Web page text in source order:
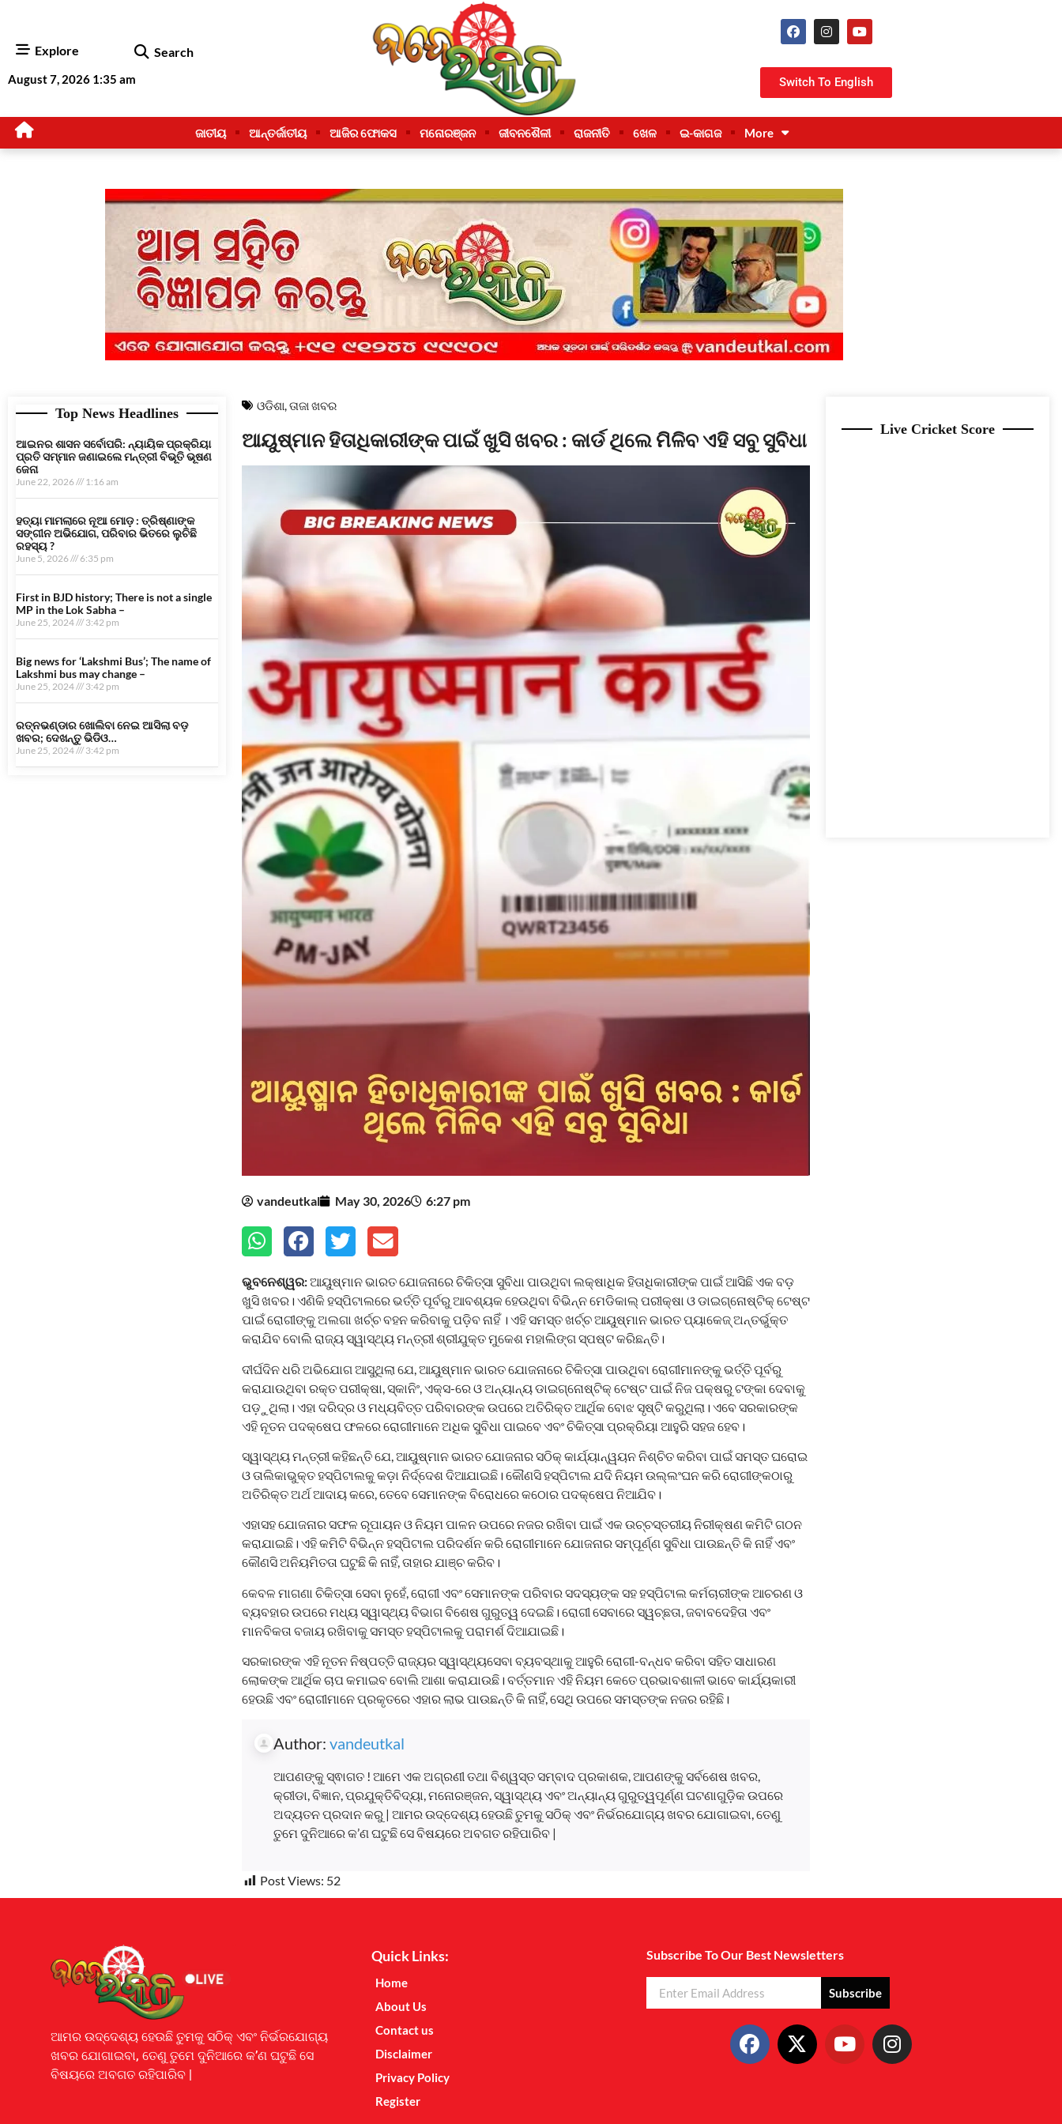
Explore Search
August 7, 2026 1:35 am Switch To English
ଜାତୀୟ ଆନ୍ତର୍ଜାତୀୟ ଆଜିର ଫୋକସ ମନୋରଞ୍ଜନ ଜୀବନଶୈଳୀ ରାଜନୀତି ଖେଳ ଇ-କାଗଜ More
Top News Headlines
ଆଇନର ଶାସନ ସର୍ବୋପରି: ନ୍ୟାୟିକ ପ୍ରକ୍ରିୟା
ପ୍ରତି ସମ୍ମାନ ଜଣାଇଲେ ମନ୍ତ୍ରୀ ବିଭୂତି ଭୂଷଣ
ଜେନା
June 22, 2026 1:16 am
ହତ୍ୟା ମାମଲାରେ ନୂଆ ମୋଡ଼ : ତ୍ରିଷ୍ଣାଙ୍କ
ସଙ୍ଗୀନ ଅଭିଯୋଗ, ପରିବାର ଭିତରେ ଲୁଚିଛି
ରହସ୍ୟ ?
June 5, 2026 6:35 pm
First in BJD history; There is not a single
MP in the Lok Sabha –
June 25, 2024 3:42 pm
Big news for ‘Lakshmi Bus’; The name of
Lakshmi bus may change –
June 25, 2024 3:42 pm
ରତ୍ନଭଣ୍ଡାର ଖୋଲିବା ନେଇ ଆସିଲା ବଡ଼
ଖବର; ଦେଖନ୍ତୁ ଭିଡିଓ…
June 25, 2024 3:42 pm
ଓଡିଶା,ତାଜା ଖବର
ଆୟୁଷ୍ମାନ ହିତାଧିକାରୀଙ୍କ ପାଇଁ ଖୁସି ଖବର : କାର୍ଡ ଥିଲେ ମିଳିବ ଏହି ସବୁ ସୁବିଧା
vandeutkal May 30, 2026 6:27 pm
ଭୁବନେଶ୍ୱର:ଆୟୁଷ୍ମାନ ଭାରତ ଯୋଜନାରେ ଚିକିତ୍ସା ସୁବିଧା ପାଉଥିବା ଲକ୍ଷାଧିକ ହିତାଧିକାରୀଙ୍କ ପାଇଁ ଆସିଛି ଏକ ବଡ଼
ଖୁସି ଖବର। ଏଣିକି ହସ୍ପିଟାଲରେ ଭର୍ତ୍ତି ପୂର୍ବରୁ ଆବଶ୍ୟକ ହେଉଥିବା ବିଭିନ୍ନ ମେଡିକାଲ୍ ପରୀକ୍ଷା ଓ ଡାଇଗ୍ନୋଷ୍ଟିକ୍ ଟେଷ୍ଟ
ପାଇଁ ରୋଗୀଙ୍କୁ ଅଲଗା ଖର୍ଚ୍ଚ ବହନ କରିବାକୁ ପଡ଼ିବ ନାହିଁ । ଏହି ସମସ୍ତ ଖର୍ଚ୍ଚ ଆୟୁଷ୍ମାନ ଭାରତ ପ୍ୟାକେଜ୍ ଅନ୍ତର୍ଭୁକ୍ତ
କରାଯିବ ବୋଲି ରାଜ୍ୟ ସ୍ୱାସ୍ଥ୍ୟ ମନ୍ତ୍ରୀ ଶ୍ରୀଯୁକ୍ତ ମୁକେଶ ମହାଲିଙ୍ଗ ସ୍ପଷ୍ଟ କରିଛନ୍ତି।
ଦୀର୍ଘଦିନ ଧରି ଅଭିଯୋଗ ଆସୁଥିଲା ଯେ, ଆୟୁଷ୍ମାନ ଭାରତ ଯୋଜନାରେ ଚିକିତ୍ସା ପାଉଥିବା ରୋଗୀମାନଙ୍କୁ ଭର୍ତ୍ତି ପୂର୍ବରୁ
କରାଯାଉଥିବା ରକ୍ତ ପରୀକ୍ଷା, ସ୍କାନିଂ, ଏକ୍ସ-ରେ ଓ ଅନ୍ୟାନ୍ୟ ଡାଇଗ୍ନୋଷ୍ଟିକ୍ ଟେଷ୍ଟ ପାଇଁ ନିଜ ପକ୍ଷରୁ ଟଙ୍କା ଦେବାକୁ
ପଡ଼ୁଥିଲା। ଏହା ଦରିଦ୍ର ଓ ମଧ୍ୟବିତ୍ତ ପରିବାରଙ୍କ ଉପରେ ଅତିରିକ୍ତ ଆର୍ଥିକ ବୋଝ ସୃଷ୍ଟି କରୁଥିଲା। ଏବେ ସରକାରଙ୍କ
ଏହି ନୂତନ ପଦକ୍ଷେପ ଫଳରେ ରୋଗୀମାନେ ଅଧିକ ସୁବିଧା ପାଇବେ ଏବଂ ଚିକିତ୍ସା ପ୍ରକ୍ରିୟା ଆହୁରି ସହଜ ହେବ।
ସ୍ୱାସ୍ଥ୍ୟ ମନ୍ତ୍ରୀ କହିଛନ୍ତି ଯେ, ଆୟୁଷ୍ମାନ ଭାରତ ଯୋଜନାର ସଠିକ୍ କାର୍ଯ୍ୟାନ୍ୱୟନ ନିଶ୍ଚିତ କରିବା ପାଇଁ ସମସ୍ତ ଘରୋଇ
ଓ ତାଲିକାଭୁକ୍ତ ହସ୍ପିଟାଲକୁ କଡ଼ା ନିର୍ଦ୍ଦେଶ ଦିଆଯାଇଛି। କୌଣସି ହସ୍ପିଟାଲ ଯଦି ନିୟମ ଉଲ୍ଲଂଘନ କରି ରୋଗୀଙ୍କଠାରୁ
ଅତିରିକ୍ତ ଅର୍ଥ ଆଦାୟ କରେ, ତେବେ ସେମାନଙ୍କ ବିରୋଧରେ କଠୋର ପଦକ୍ଷେପ ନିଆଯିବ।
ଏହାସହ ଯୋଜନାର ସଫଳ ରୂପାୟନ ଓ ନିୟମ ପାଳନ ଉପରେ ନଜର ରଖିବା ପାଇଁ ଏକ ଉଚ୍ଚସ୍ତରୀୟ ନିରୀକ୍ଷଣ କମିଟି ଗଠନ
କରାଯାଇଛି। ଏହି କମିଟି ବିଭିନ୍ନ ହସ୍ପିଟାଲ ପରିଦର୍ଶନ କରି ରୋଗୀମାନେ ଯୋଜନାର ସମ୍ପୂର୍ଣ୍ଣ ସୁବିଧା ପାଉଛନ୍ତି କି ନାହିଁ ଏବଂ
କୌଣସି ଅନିୟମିତତା ଘଟୁଛି କି ନାହିଁ, ତାହାର ଯାଞ୍ଚ କରିବ।
କେବଳ ମାଗଣା ଚିକିତ୍ସା ସେବା ନୁହେଁ, ରୋଗୀ ଏବଂ ସେମାନଙ୍କ ପରିବାର ସଦସ୍ୟଙ୍କ ସହ ହସ୍ପିଟାଲ କର୍ମଚାରୀଙ୍କ ଆଚରଣ ଓ
ବ୍ୟବହାର ଉପରେ ମଧ୍ୟ ସ୍ୱାସ୍ଥ୍ୟ ବିଭାଗ ବିଶେଷ ଗୁରୁତ୍ୱ ଦେଇଛି। ରୋଗୀ ସେବାରେ ସ୍ୱଚ୍ଛତା, ଜବାବଦେହିତା ଏବଂ
ମାନବିକତା ବଜାୟ ରଖିବାକୁ ସମସ୍ତ ହସ୍ପିଟାଲକୁ ପରାମର୍ଶ ଦିଆଯାଇଛି।
ସରକାରଙ୍କ ଏହି ନୂତନ ନିଷ୍ପତ୍ତି ରାଜ୍ୟର ସ୍ୱାସ୍ଥ୍ୟସେବା ବ୍ୟବସ୍ଥାକୁ ଆହୁରି ରୋଗୀ-ବନ୍ଧବ କରିବା ସହିତ ସାଧାରଣ
ଲୋକଙ୍କ ଆର୍ଥିକ ଚାପ କମାଇବ ବୋଲି ଆଶା କରାଯାଉଛି। ବର୍ତ୍ତମାନ ଏହି ନିୟମ କେତେ ପ୍ରଭାବଶାଳୀ ଭାବେ କାର୍ଯ୍ୟକାରୀ
ହେଉଛି ଏବଂ ରୋଗୀମାନେ ପ୍ରକୃତରେ ଏହାର ଲାଭ ପାଉଛନ୍ତି କି ନାହିଁ, ସେଥି ଉପରେ ସମସ୍ତଙ୍କ ନଜର ରହିଛି।
Author: vandeutkal
ଆପଣଙ୍କୁ ସ୍ଵାଗତ ! ଆମେ ଏକ ଅଗ୍ରଣୀ ତଥା ବିଶ୍ୱସ୍ତ ସମ୍ବାଦ ପ୍ରକାଶକ, ଆପଣଙ୍କୁ ସର୍ବଶେଷ ଖବର,
କ୍ରୀଡା, ବିଜ୍ଞାନ, ପ୍ରଯୁକ୍ତିବିଦ୍ୟା, ମନୋରଞ୍ଜନ, ସ୍ୱାସ୍ଥ୍ୟ ଏବଂ ଅନ୍ୟାନ୍ୟ ଗୁରୁତ୍ୱପୂର୍ଣ୍ଣ ଘଟଣାଗୁଡ଼ିକ ଉପରେ
ଅଦ୍ୟତନ ପ୍ରଦାନ କରୁ | ଆମର ଉଦ୍ଦେଶ୍ୟ ହେଉଛି ତୁମକୁ ସଠିକ୍ ଏବଂ ନିର୍ଭରଯୋଗ୍ୟ ଖବର ଯୋଗାଇବା, ତେଣୁ
ତୁମେ ଦୁନିଆରେ କ’ଣ ଘଟୁଛି ସେ ବିଷୟରେ ଅବଗତ ରହିପାରିବ |
Post Views: 52
Live Cricket Score
ଆମର ଉଦ୍ଦେଶ୍ୟ ହେଉଛି ତୁମକୁ ସଠିକ୍ ଏବଂ ନିର୍ଭରଯୋଗ୍ୟ
ଖବର ଯୋଗାଇବା, ତେଣୁ ତୁମେ ଦୁନିଆରେ କ’ଣ ଘଟୁଛି ସେ
ବିଷୟରେ ଅବଗତ ରହିପାରିବ |
Quick Links:
Home
About Us
Contact us
Disclaimer
Privacy Policy
Register
Subscribe To Our Best Newsletters
Subscribe